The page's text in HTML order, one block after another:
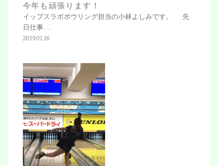
今年も頑張ります！
イップスラボボウリング担当の小林よしみです。 先
日仕事…
2019.01.16